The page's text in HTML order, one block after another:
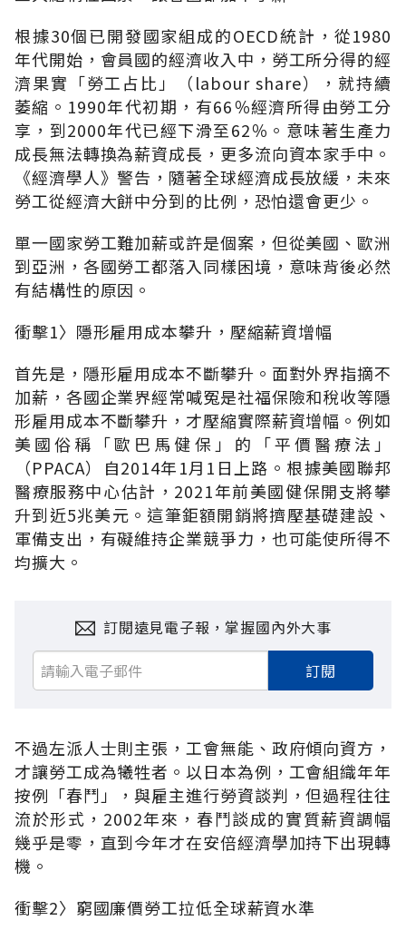
根據30個已開發國家組成的OECD統計，從1980
年代開始，會員國的經濟收入中，勞工所分得的經
濟果實「勞工占比」（labour share），就持續
萎縮。1990年代初期，有66％經濟所得由勞工分
享，到2000年代已經下滑至62％。意味著生產力
成長無法轉換為薪資成長，更多流向資本家手中。
《經濟學人》警告，隨著全球經濟成長放緩，未來
勞工從經濟大餅中分到的比例，恐怕還會更少。
單一國家勞工難加薪或許是個案，但從美國、歐洲
到亞洲，各國勞工都落入同樣困境，意味背後必然
有結構性的原因。
衝擊1〉隱形雇用成本攀升，壓縮薪資增幅
首先是，隱形雇用成本不斷攀升。面對外界指摘不
加薪，各國企業界經常喊冤是社福保險和稅收等隱
形雇用成本不斷攀升，才壓縮實際薪資增幅。例如
美國俗稱「歐巴馬健保」的「平價醫療法」
（PPACA）自2014年1月1日上路。根據美國聯邦
醫療服務中心估計，2021年前美國健保開支將攀
升到近5兆美元。這筆鉅額開銷將擠壓基礎建設、
軍備支出，有礙維持企業競爭力，也可能使所得不
均擴大。
訂閱遠見電子報，掌握國內外大事
訂閱
不過左派人士則主張，工會無能、政府傾向資方，
才讓勞工成為犧牲者。以日本為例，工會組織年年
按例「春鬥」，與雇主進行勞資談判，但過程往往
流於形式，2002年來，春鬥談成的實質薪資調幅
幾乎是零，直到今年才在安倍經濟學加持下出現轉
機。
衝擊2〉窮國廉價勞工拉低全球薪資水準